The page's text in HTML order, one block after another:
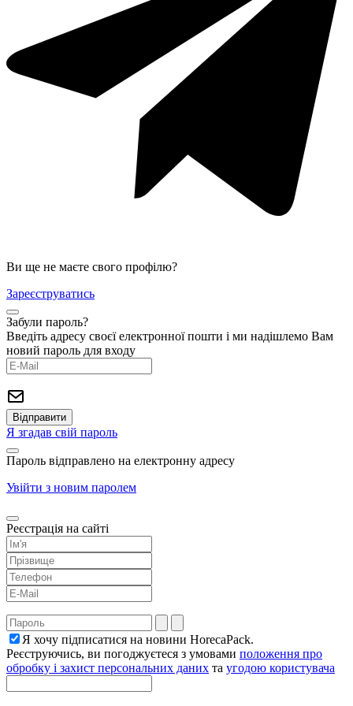
Ви ще не маєте свого профілю?
Зареєструватись
Забули пароль?
Введіть адресу своєї електронної пошти і ми надішлемо Вам
новий пароль для входу
Я згадав свій пароль
Пароль відправлено на електронну адресу
Увійти з новим паролем
Реєстрація на сайті
Я хочу підписатися на новини HorecaPack.
Реєструючись, ви погоджуєтеся з умовами положення про
обробку і захист персональних даних та угодою користувача